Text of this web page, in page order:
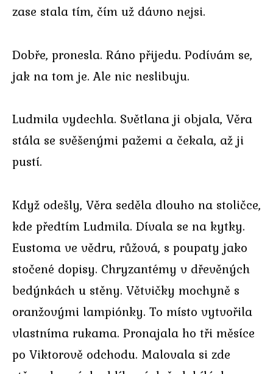
zase stala tím, čím už dávno nejsi.
Dobře, pronesla. Ráno přijedu. Podívám se,
jak na tom je. Ale nic neslibuju.
Ludmila vydechla. Světlana ji objala, Věra
stála se svěšenými pažemi a čekala, až ji
pustí.
Když odešly, Věra seděla dlouho na stoličce,
kde předtím Ludmila. Dívala se na kytky.
Eustoma ve vědru, růžová, s poupaty jako
stočené dopisy. Chryzantémy v dřevěných
bedýnkách u stěny. Větvičky mochyně s
oranžovými lampiónky. To místo vytvořila
vlastníma rukama. Pronajala ho tři měsíce
po Viktorově odchodu. Malovala si zde